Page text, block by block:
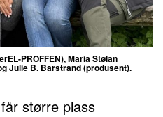
PROFFEN), Maria Stølan
Julie B. Barstrand (produsent).
større plass